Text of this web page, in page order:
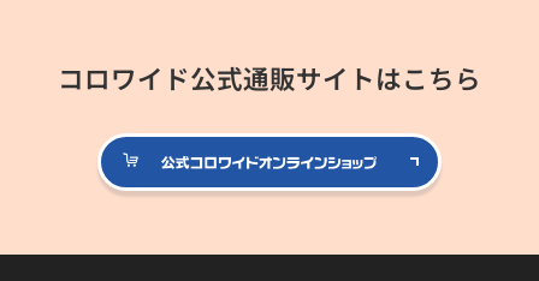
コロワイド公式通販サイトはこちら
公式コロ